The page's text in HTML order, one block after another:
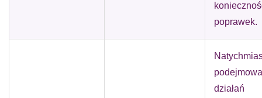
poprawek.
działań